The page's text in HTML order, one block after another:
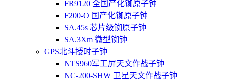
FR9120 全国产化铷原子钟
F200-O 国产化铷原子钟
SA.45s 芯片级铷原子钟
SA.3Xm 微型铷钟
GPS北斗授时子钟
NTS960军工屏天文作战子钟
NC-200-SHW 卫星天文作战子钟